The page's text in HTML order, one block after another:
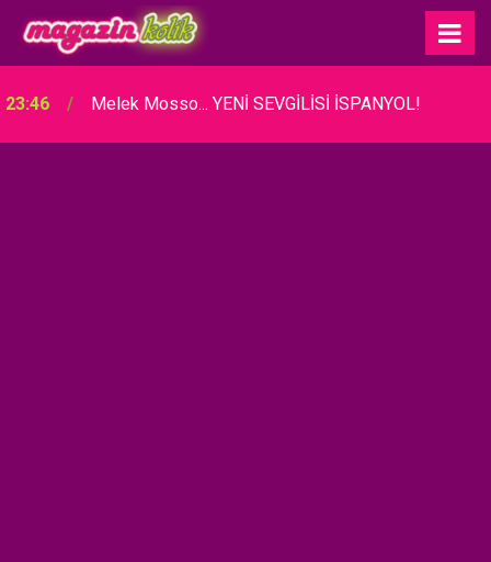
23:46 Melek Mosso... YENİ SEVGİLİSİ İSPANYOL!